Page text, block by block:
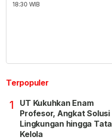
18:30 WIB
Terpopuler
1
UT Kukuhkan Enam
Profesor, Angkat Solusi
Lingkungan hingga Tata
Kelola